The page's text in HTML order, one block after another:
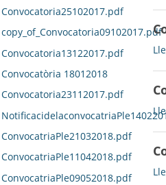
Convocatoria25102017.pdf
copy_of_Convocatoria09102017.pdf
Convocatoria13122017.pdf
Convocatòria 18012018
Convocatoria23112017.pdf
ConvocatriaPle21032018.pdf
ConvocatriaPle11042018.pdf
ConvocatriaPle09052018.pdf